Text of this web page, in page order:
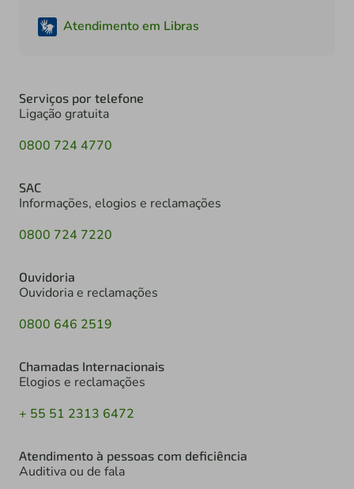
Atendimento em Libras
Serviços por telefone
Ligação gratuita
0800 724 4770
SAC
Informações, elogios e reclamações
0800 724 7220
Ouvidoria
Ouvidoria e reclamações
0800 646 2519
Chamadas Internacionais
Elogios e reclamações
+ 55 51 2313 6472
Atendimento à pessoas com deficiência
Auditiva ou de fala